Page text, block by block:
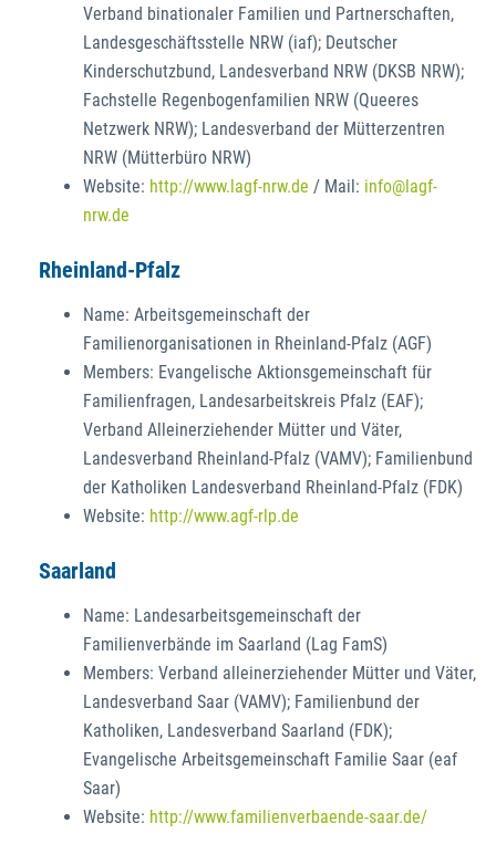
Verband binationaler Familien und Partnerschaften,
Landesgeschäftsstelle NRW (iaf); Deutscher
Kinderschutzbund, Landesverband NRW (DKSB NRW);
Fachstelle Regenbogenfamilien NRW (Queeres
Netzwerk NRW); Landesverband der Mütterzentren
NRW (Mütterbüro NRW)
Website: http://www.lagf-nrw.de / Mail: info@lagf-
nrw.de
Rheinland-Pfalz
Name: Arbeitsgemeinschaft der
Familienorganisationen in Rheinland-Pfalz (AGF)
Members: Evangelische Aktionsgemeinschaft für
Familienfragen, Landesarbeitskreis Pfalz (EAF);
Verband Alleinerziehender Mütter und Väter,
Landesverband Rheinland-Pfalz (VAMV); Familienbund
der Katholiken Landesverband Rheinland-Pfalz (FDK)
Website: http://www.agf-rlp.de
Saarland
Name: Landesarbeitsgemeinschaft der
Familienverbände im Saarland (Lag FamS)
Members: Verband alleinerziehender Mütter und Väter,
Landesverband Saar (VAMV); Familienbund der
Katholiken, Landesverband Saarland (FDK);
Evangelische Arbeitsgemeinschaft Familie Saar (eaf
Saar)
Website: http://www.familienverbaende-saar.de/